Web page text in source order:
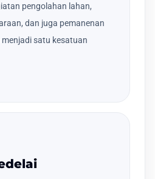
pengolahan lahan,
dan juga pemanenan
satu kesatuan